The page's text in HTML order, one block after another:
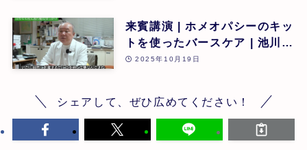
来賓講演 | ホメオパシーのキッ
トを使ったバースケア | 池川
明 | 第26回
2025年10月19日
シェアして、ぜひ広めてください！